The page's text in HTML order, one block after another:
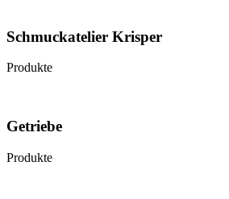
Schmuckatelier Krisper
Produkte
Getriebe
Produkte